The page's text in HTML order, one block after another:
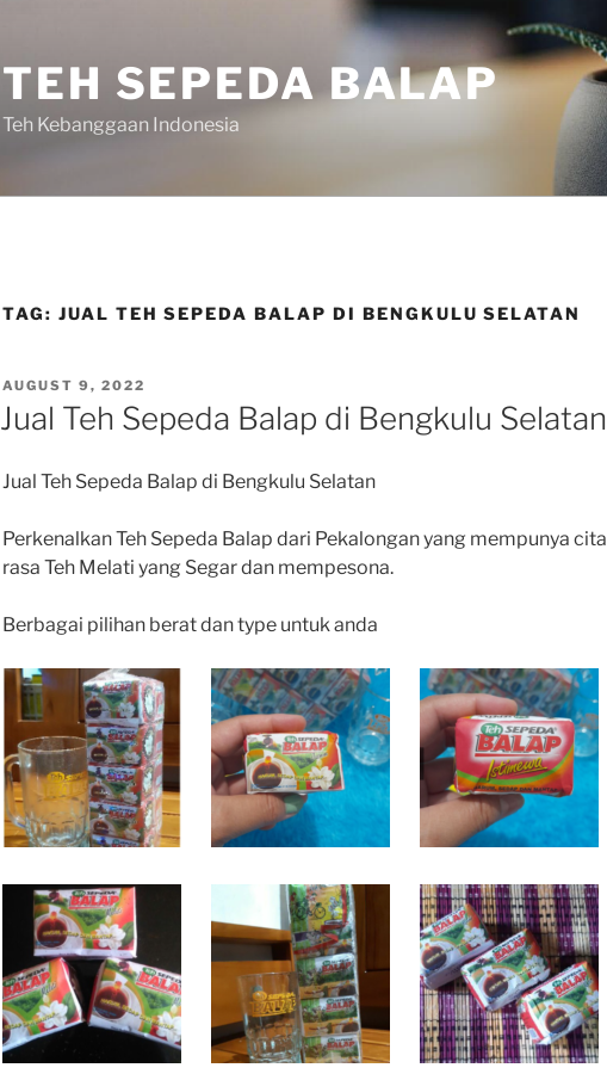
TEH SEPEDA BALAP
Teh Kebanggaan Indonesia
TAG: JUAL TEH SEPEDA BALAP DI BENGKULU SELATAN
POSTED
ON
AUGUST 9, 2022
Jual Teh Sepeda Balap di Bengkulu Selatan
Jual Teh Sepeda Balap di Bengkulu Selatan
Perkenalkan Teh Sepeda Balap dari Pekalongan yang mempunya cita
rasa Teh Melati yang Segar dan mempesona.
Berbagai pilihan berat dan type untuk anda